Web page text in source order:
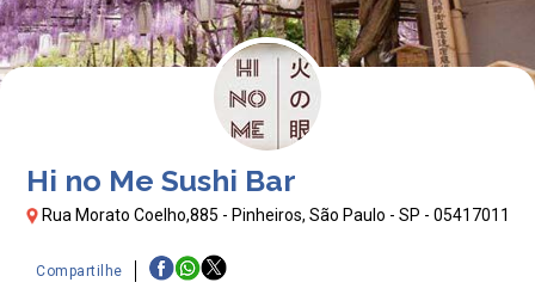
Hi no Me Sushi Bar
Rua Morato Coelho,885 - Pinheiros, São Paulo - SP - 05417011
Compartilhe